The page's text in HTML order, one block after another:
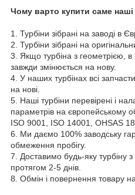
Чому варто купити саме наші
1. Турбіни зібрані на заводі в
2. Турбіни зібрані на
3. Якщо турбіна з геометрією, в
завжди змінюється на нову.
4. У наших турбінах всі
на нові.
5. Наші турбіни перевірені і
параметрів на європейському
ISO 9001, ISO 14001, OHSAS
6. Ми даємо 100% заводську
обмеження пробігу.
7. Доставимо будь-яку турбіну
протягом 2-5 днів.
8. Обмін і повернення товару на